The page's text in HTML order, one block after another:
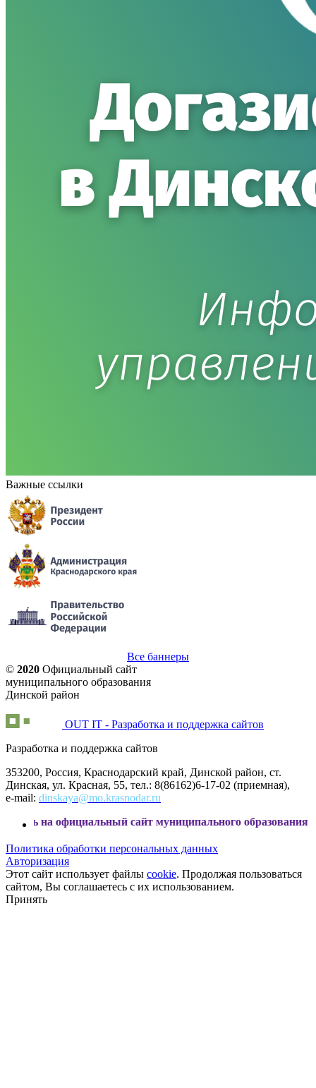
Важные ссылки
Все баннеры
© 2020 Официальный сайт
муниципального образования
Динской район
OUT IT - Разработка и поддержка сайтов
Разработка и поддержка сайтов
353200, Россия, Краснодарский край, Динской район, ст.
Динская, ул. Красная, 55, тел.: 8(86162)6-17-02 (приемная),
e-mail: dinskaya@mo.krasnodar.ru
сайт муниципального образования Динской
Политика обработки персональных данных
Авторизация
Этот сайт использует файлы cookie. Продолжая пользоваться
сайтом, Вы соглашаетесь с их использованием.
Принять